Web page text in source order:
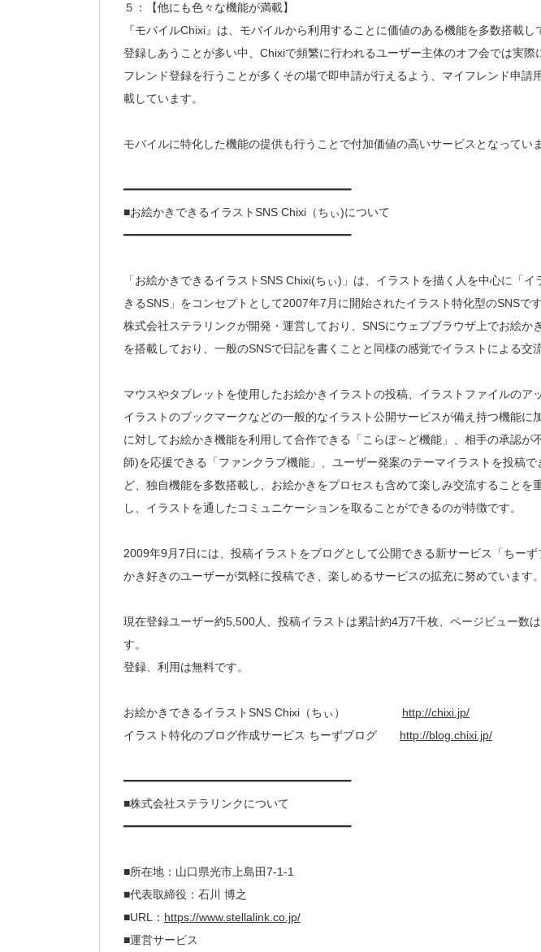
５：【他にも色々な機能が満載】
『モバイルChixi』は、モバイルから利用することに価値のある機能を多数搭載
登録しあうことが多い中、Chixiで頻繁に行われるユーザー主体のオフ会では実際
フレンド登録を行うことが多くその場で即申請が行えるよう、マイフレンド申請
載しています。
モバイルに特化した機能の提供も行うことで付加価値の高いサービスとなっていま
━━━━━━━━━━━━━━━━━━━━━━━━━━━━━━━━━━━
■お絵かきできるイラストSNS Chixi（ちぃ)について
━━━━━━━━━━━━━━━━━━━━━━━━━━━━━━━━━━━
「お絵かきできるイラストSNS Chixi(ちぃ)」は、イラストを描く人を中心に「
きるSNS」をコンセプトとして2007年7月に開始されたイラスト特化型のSNSです
株式会社ステラリンクが開発・運営しており、SNSにウェブブラウザ上でお絵か
を搭載しており、一般のSNSで日記を書くことと同様の感覚でイラストによる交
マウスやタブレットを使用したお絵かきイラストの投稿、イラストファイルのア
イラストのブックマークなどの一般的なイラスト公開サービスが備え持つ機能に
に対してお絵かき機能を利用して合作できる「こらぼ～ど機能」、相手の承認が
師)を応援できる「ファンクラブ機能」、ユーザー発案のテーマイラストを投稿
ど、独自機能を多数搭載し、お絵かきをプロセスも含めて楽しみ交流することを
し、イラストを通したコミュニケーションを取ることができるのが特徴です。
2009年9月7日には、投稿イラストをブログとして公開できる新サービス「ちー
かき好きのユーザーが気軽に投稿でき、楽しめるサービスの拡充に努めています。
現在登録ユーザー約5,500人、投稿イラストは累計約4万7千枚、ページビュー数
す。
登録、利用は無料です。
お絵かきできるイラストSNS Chixi（ちぃ） http://chixi.jp/
イラスト特化のブログ作成サービス ちーずブログ http://blog.chixi.jp/
━━━━━━━━━━━━━━━━━━━━━━━━━━━━━━━━━━━
■株式会社ステラリンクについて
━━━━━━━━━━━━━━━━━━━━━━━━━━━━━━━━━━━
■所在地：山口県光市上島田7-1-1
■代表取締役：石川 博之
■URL： https://www.stellalink.co.jp/
■運営サービス